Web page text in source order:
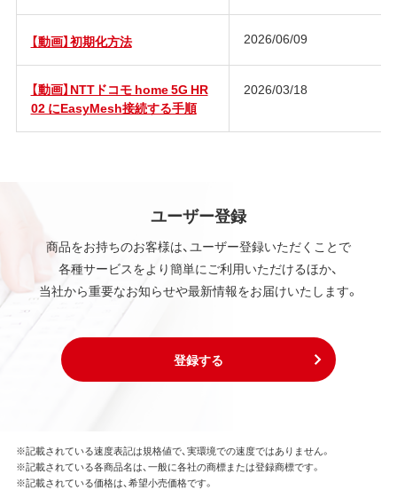
【動画】初期化方法 2026/06/09
【動画】NTTドコモ home 5G HR
02 にEasyMesh接続する手順
2026/03/18
ユーザー登録
商品をお持ちのお客様は、ユーザー登録いただくことで
各種サービスをより簡単にご利用いただけるほか、
当社から重要なお知らせや最新情報をお届けいたします。
登録する
※記載されている速度表記は規格値で、実環境での速度ではありません。
※記載されている各商品名は、一般に各社の商標または登録商標です。
※記載されている価格は、希望小売価格です。